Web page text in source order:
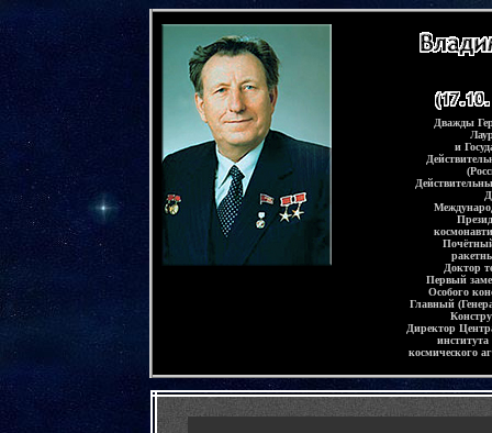
Дважды
и
Доктор
Первый
Особого
Главный
Директор
космического